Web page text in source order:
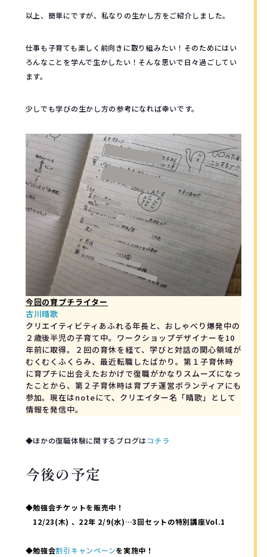
以上、簡単にですが、私なりの生かし方をご紹介しました。
仕事も子育ても楽しく前向きに取り組みたい！そのためにはい
ろんなことを学んで生かしたい！そんな思いで日々過ごしてい
ます。
少しでも学びの生かし方の参考になれば幸いです。
今回の育プチライター
古川晴歌
クリエイティビティあふれる年長と、おしゃべり爆発中の
２歳後半児の子育て中。ワークショップデザイナーを10
年前に取得。２回の育休を経て、学びと対話の関心領域が
むくむくふくらみ、最近転職したばかり。第１子育休時
に育プチに出会えたおかげで復職がかなりスムーズになっ
たことから、第２子育休時は育プチ運営ボランティアにも
参加。現在はnoteにて、クリエイター名「晴歌」として
情報を発信中。
◆ほかの復職体験に関するブログはコチラ
今後の予定
◆勉強会チケットを販売中！
12/23(木) 、22年 2/9(水)…3回セットの特別講座Vol.1
◆勉強会割引キャンペーンを実施中！